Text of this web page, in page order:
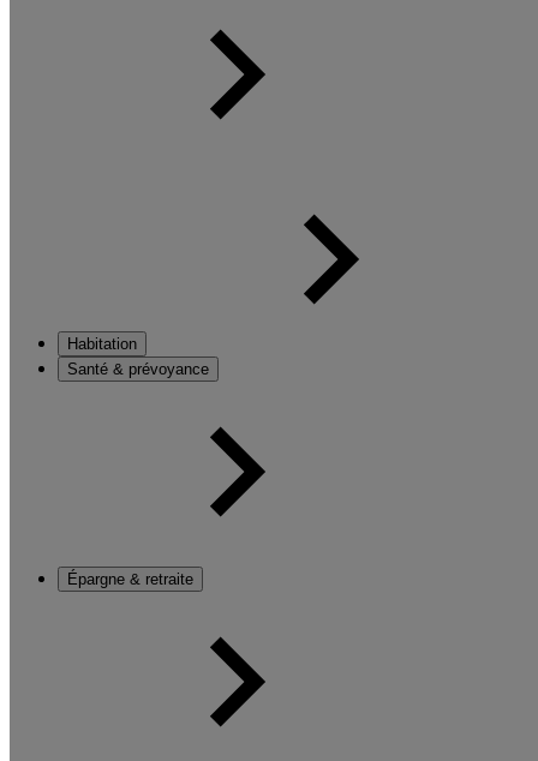
Habitation
Santé & prévoyance
Épargne & retraite